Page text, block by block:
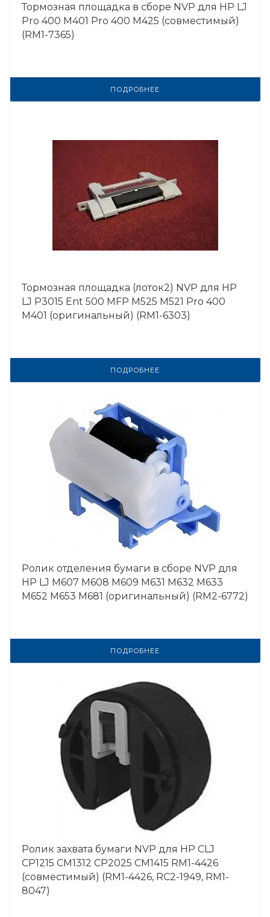
Тормозная площадка в сборе NVP для HP LJ
Pro 400 M401 Pro 400 M425 (совместимый)
(RM1-7365)
ПОДРОБНЕЕ
Тормозная площадка (лоток2) NVP для HP
LJ P3015 Ent 500 MFP M525 M521 Pro 400
M401 (оригинальный) (RM1-6303)
ПОДРОБНЕЕ
Ролик отделения бумаги в сборе NVP для
HP LJ M607 M608 M609 M631 M632 M633
M652 M653 M681 (оригинальный) (RM2-6772)
ПОДРОБНЕЕ
Ролик захвата бумаги NVP для HP CLJ
CP1215 CM1312 CP2025 CM1415 RM1-4426
(совместимый) (RM1-4426, RC2-1949, RM1-
8047)